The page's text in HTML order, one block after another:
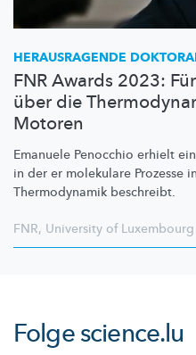
HERAUSRAGENDE
FNR Awards 2023:
über die
Motoren
Emanuele Penocchio erhielt
in der er molekulare Prozesse
Thermodynamik beschreibt.
FNR, University of Luxembourg
Folgescience.lu